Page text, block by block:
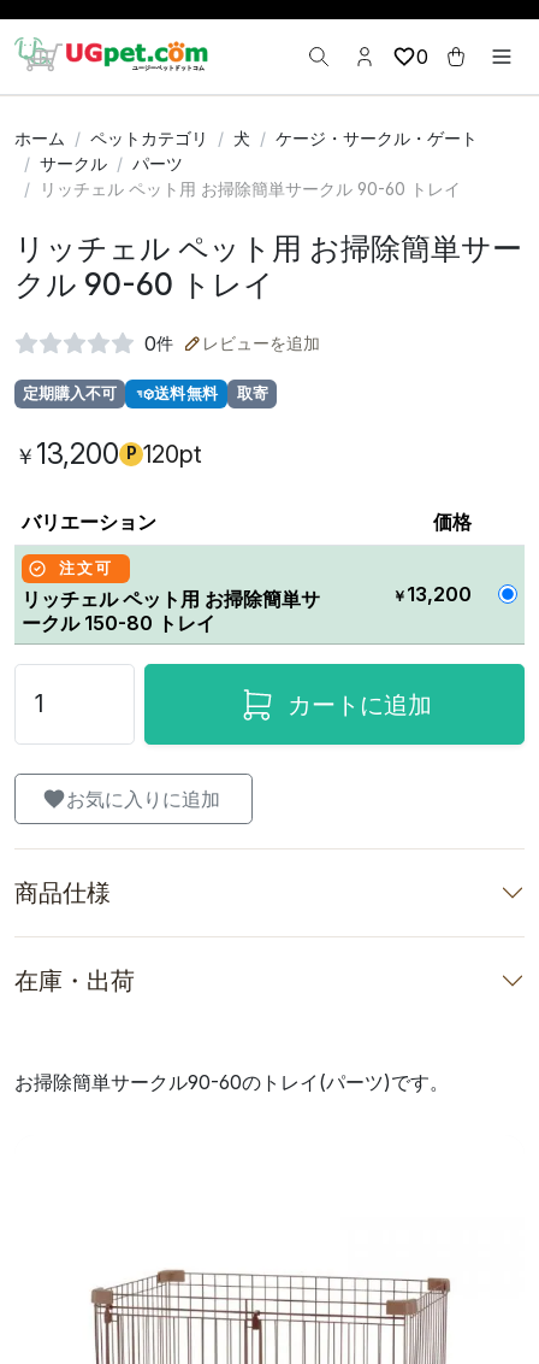
0
ホーム ペットカテゴリ 犬
ケージ・サークル・ゲート
サークル
パーツ
リッチェル ペット用 お掃除簡単サークル 90-60 トレイ
リッチェル ペット用 お掃除簡単サー
クル 90-60 トレイ
0件 レビューを追加
定期購入不可 送料無料 取寄
￥ 13,200 P 120pt
バリエーション 価格
注文可
リッチェル ペット用 お掃除簡単サ
ークル 150-80 トレイ
￥ 13,200
カートに追加
お気に入りに追加
商品仕様
在庫・出荷
お掃除簡単サークル90-60のトレイ(パーツ)です。